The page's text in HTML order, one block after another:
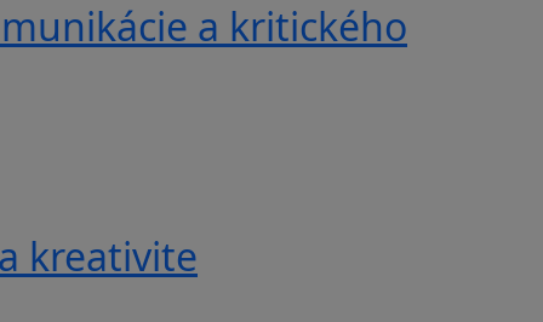
a kritického
kreativite